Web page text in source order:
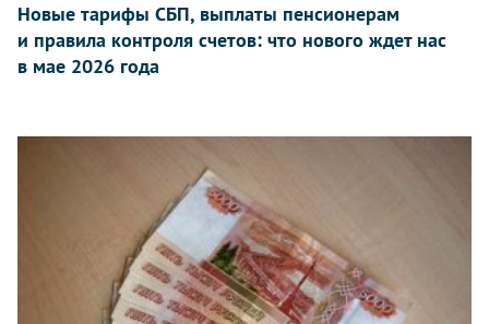
Новые тарифы СБП, выплаты пенсионерам
и правила контроля счетов: что нового ждет нас
в мае 2026 года